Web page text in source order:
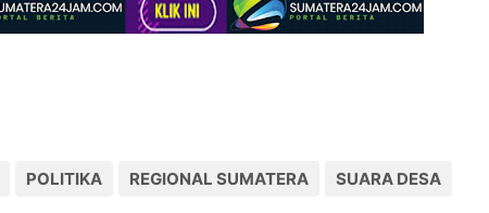
POLITIKA REGIONAL SUMATERA SUARA DESA